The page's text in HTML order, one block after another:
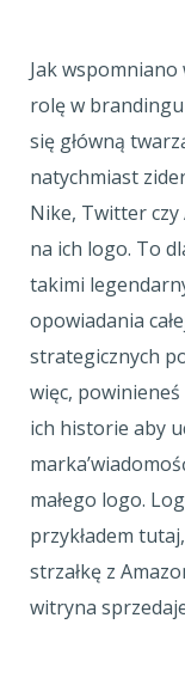
Jak
rolę w
się główną
natychmiast
Nike, Twitter
na ich logo. To
takimi
opowiadania
strategicznych
więc,
ich historie aby
małego logo.
przykładem
strzałkę z
witryna